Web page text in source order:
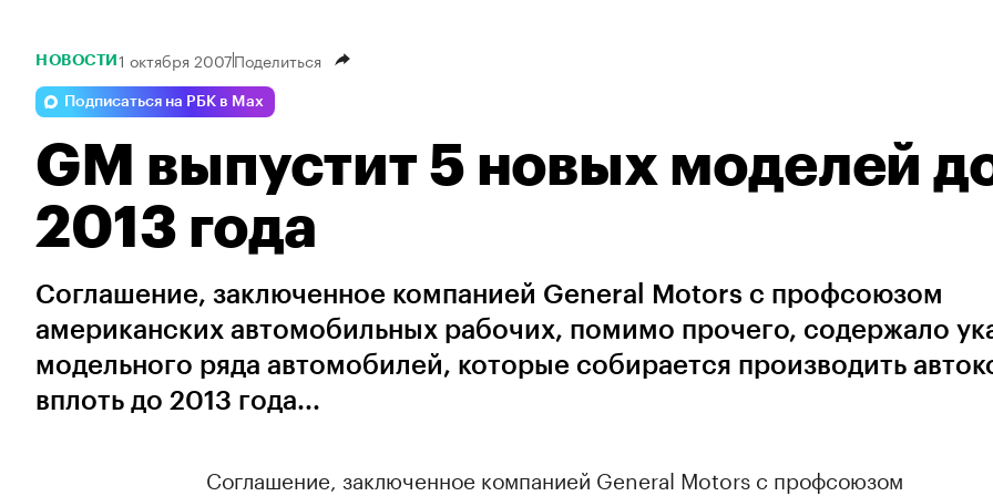
НОВОСТИ 1 октября 2007Поделиться
Подписаться на РБК в Max
GM выпустит 5 новых моделей
2013 года
Соглашение, заключенное компанией General Motors с профсоюзом
американских автомобильных рабочих, помимо прочего, содержало
модельного ряда автомобилей, которые собирается производить
вплоть до 2013 года...
Соглашение, заключенное компанией General Motors с профсоюзом